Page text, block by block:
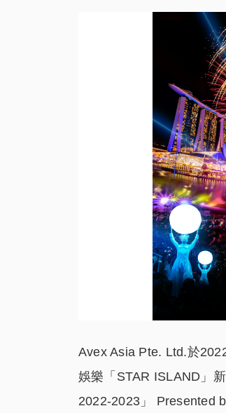
Avex Asia Pte. Ltd.於
娛樂「STAR ISLAND」
2022-2023」 Presented